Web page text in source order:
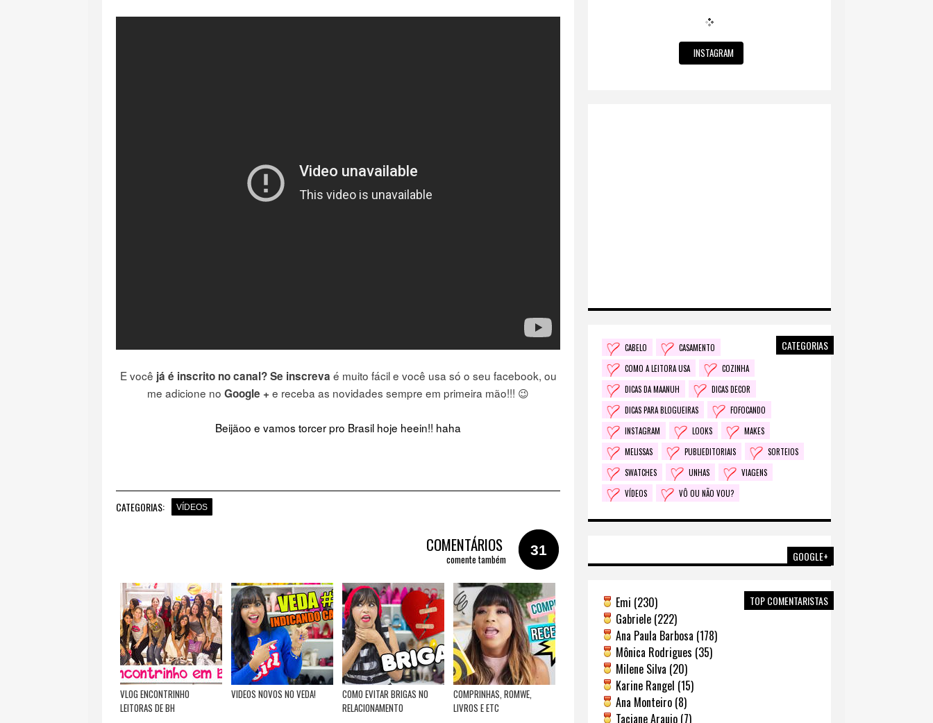
E você já é inscrito no canal? Se inscreva é muito fácil e você usa só o seu facebook, ou
me adicione no Google + e receba as novidades sempre em primeira mão!!! 😉
Beijãoo e vamos torcer pro Brasil hoje heein!! haha
CATEGORIAS: VÍDEOS
COMENTÁRIOS
comente também
31
VLOG ENCONTRINHO
LEITORAS DE BH
VIDEOS NOVOS NO VEDA!
COMO EVITAR BRIGAS NO
RELACIONAMENTO
COMPRINHAS, ROMWE,
LIVROS E ETC
INSTAGRAM
CATEGORIAS
CABELO
CASAMENTO
COMO A LEITORA USA
COZINHA
DICAS DA MAANUH
DICAS DECOR
DICAS PARA BLOGUEIRAS
FOFOCANDO
INSTAGRAM
LOOKS
MAKES
MELISSAS
PUBLIEDITORIAIS
SORTEIOS
SWATCHES
UNHAS
VIAGENS
VÍDEOS
VÔ OU NÃO VOU?
GOOGLE+
TOP COMENTARISTAS
Emi (230)
Gabriele (222)
Ana Paula Barbosa (178)
Mônica Rodrigues (35)
Milene Silva (20)
Karine Rangel (15)
Ana Monteiro (8)
Taciane Araujo (7)